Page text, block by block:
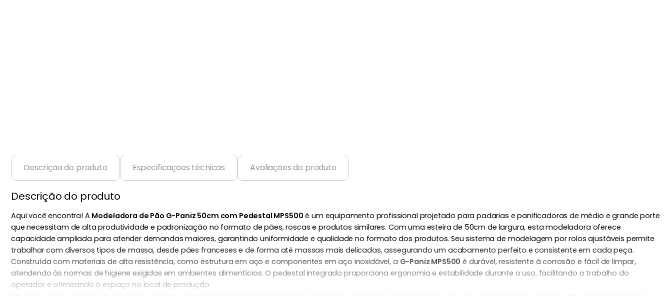
Descrição do produto Especificações técnicas Avaliações do produto
Descrição do produto
Aqui você encontra! A Modeladora de Pão G-Paniz 50cm com Pedestal MPS500 é um equipamento profissional projetado para padarias e panificadoras de médio e grande porte
que necessitam de alta produtividade e padronização no formato de pães, roscas e produtos similares. Com uma esteira de 50cm de largura, esta modeladora oferece
capacidade ampliada para atender demandas maiores, garantindo uniformidade e qualidade no formato dos produtos. Seu sistema de modelagem por rolos ajustáveis permite
trabalhar com diversos tipos de massa, desde pães franceses e de forma até massas mais delicadas, assegurando um acabamento perfeito e consistente em cada peça.
Construída com materiais de alta resistência, como estrutura em aço e componentes em aço inoxidável, a G-Paniz MPS500 é durável, resistente à corrosão e fácil de limpar,
atendendo às normas de higiene exigidas em ambientes alimentícios. O pedestal integrado proporciona ergonomia e estabilidade durante o uso, facilitando o trabalho do
operador e otimizando o espaço no local de produção.